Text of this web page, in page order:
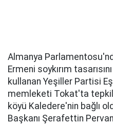
Almanya
Ermeni soykırım
kullanan Yeşiller Partisi
memleketi Tokat'ta
köyü Kaledere'nin bağlı
Başkanı Şerafettin